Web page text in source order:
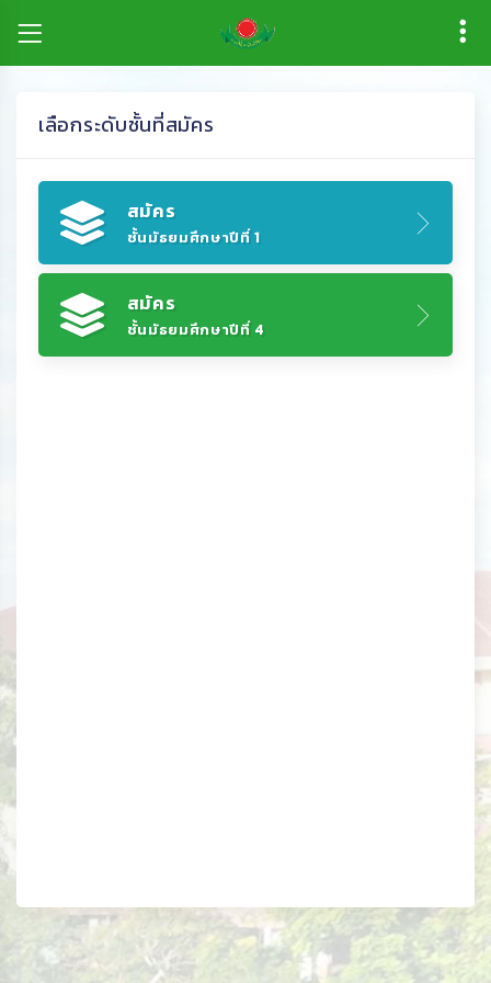
เลือกระดับชั้นที่สมัคร
สมัคร
ชั้นมัธยมศึกษาปีที่ 1
สมัคร
ชั้นมัธยมศึกษาปีที่ 4